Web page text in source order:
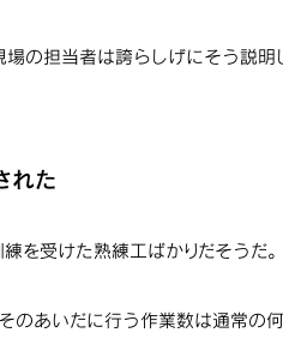
場の担当者は誇らしげにそう説明
れた
を受けた熟練工ばかりだそうだ。
のあいだに行う作業数は通常の